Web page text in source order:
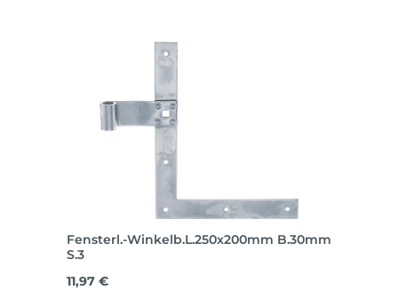
Fensterl.-Winkelb.L.250x200mm B.30mm
S.3
Regulärer Preis:
11,97 €